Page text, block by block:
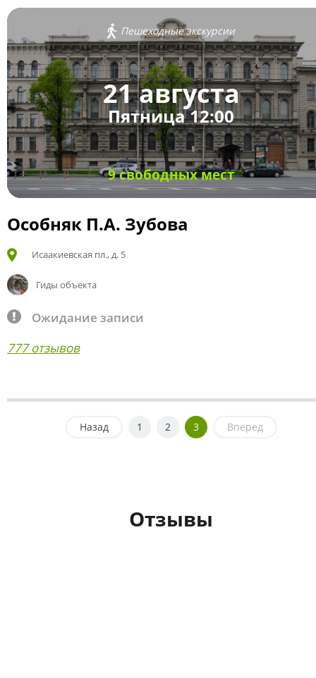
Пешеходные экскурсии
21 августа
Пятница 12:00
9 свободных мест
Особняк П.А. Зубова
Исаакиевская пл., д. 5
Гиды объекта
Ожидание записи
777 отзывов
Назад 1 2 3 Вперед
Отзывы